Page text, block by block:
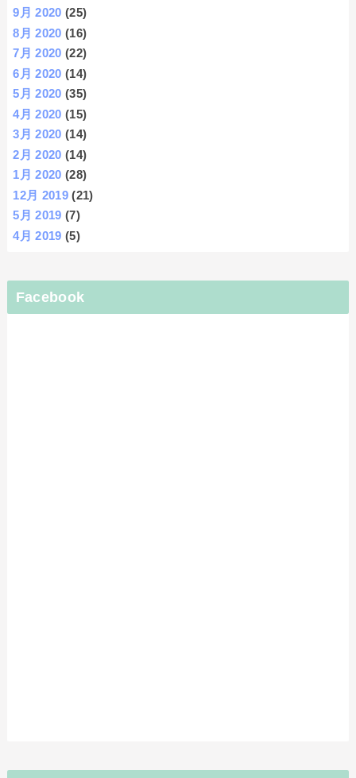
9月 2020 (25)
8月 2020 (16)
7月 2020 (22)
6月 2020 (14)
5月 2020 (35)
4月 2020 (15)
3月 2020 (14)
2月 2020 (14)
1月 2020 (28)
12月 2019 (21)
5月 2019 (7)
4月 2019 (5)
Facebook